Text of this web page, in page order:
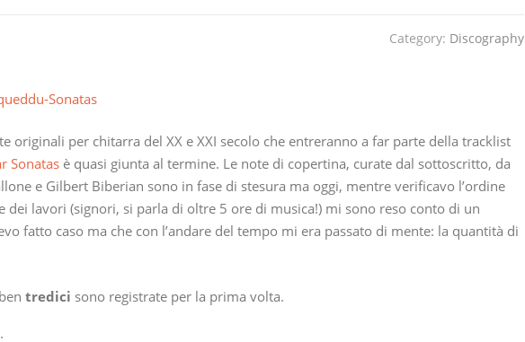
Category: Discography
originali per chitarra del XX e XXI secolo che entreranno a far parte della tracklist
Sonatas è quasi giunta al termine. Le note di copertina, curate dal sottoscritto, da
e Gilbert Biberian sono in fase di stesura ma oggi, mentre verificavo l’ordine
dei lavori (signori, si parla di oltre 5 ore di musica!) mi sono reso conto di un
fatto caso ma che con l’andare del tempo mi era passato di mente: la quantità di
tredici sono registrate per la prima volta.